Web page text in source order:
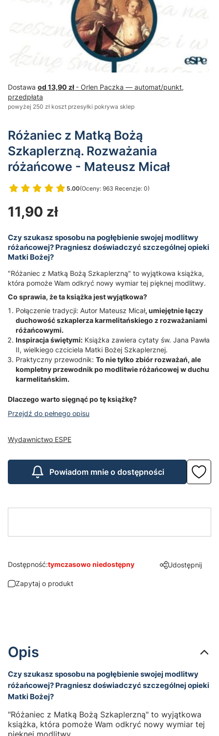
Dostawa od 13,90 zł - Orlen Paczka — automat/punkt,
przedpłata
powyżej 250 zł koszt przesyłki pokrywa sklep
Różaniec z Matką Bożą
Szkaplerzną. Rozważania
różańcowe - Mateusz Micał
5.00(Oceny: 963 Recenzje: 0)
Przejdź do sekcji Opinie
Cena
11,90 zł
Czy szukasz sposobu na pogłębienie swojej modlitwy
różańcowej? Pragniesz doświadczyć szczególnej opieki
Matki Bożej?
"Różaniec z Matką Bożą Szkaplerzną" to wyjątkowa książka,
która pomoże Wam odkryć nowy wymiar tej pięknej modlitwy.
Co sprawia, że ta książka jest wyjątkowa?
Połączenie tradycji: Autor Mateusz Micał, umiejętnie łączy
duchowość szkaplerza karmelitańskiego z rozważaniami
różańcowymi.
Inspiracja świętymi: Książka zawiera cytaty św. Jana Pawła
II, wielkiego czciciela Matki Bożej Szkaplerznej.
Praktyczny przewodnik: To nie tylko zbiór rozważań, ale
kompletny przewodnik po modlitwie różańcowej w duchu
karmelitańskim.
Dlaczego warto sięgnąć po tę książkę?
Przejdź do pełnego opisu
Wydawnictwo ESPE
Powiadom mnie o dostępności
Dostępność:tymczasowo niedostępny Udostępnij
Zapytaj o produkt
Opis
Czy szukasz sposobu na pogłębienie swojej modlitwy
różańcowej? Pragniesz doświadczyć szczególnej opieki
Matki Bożej?
"Różaniec z Matką Bożą Szkaplerzną" to wyjątkowa
książka, która pomoże Wam odkryć nowy wymiar tej
pięknej modlitwy.